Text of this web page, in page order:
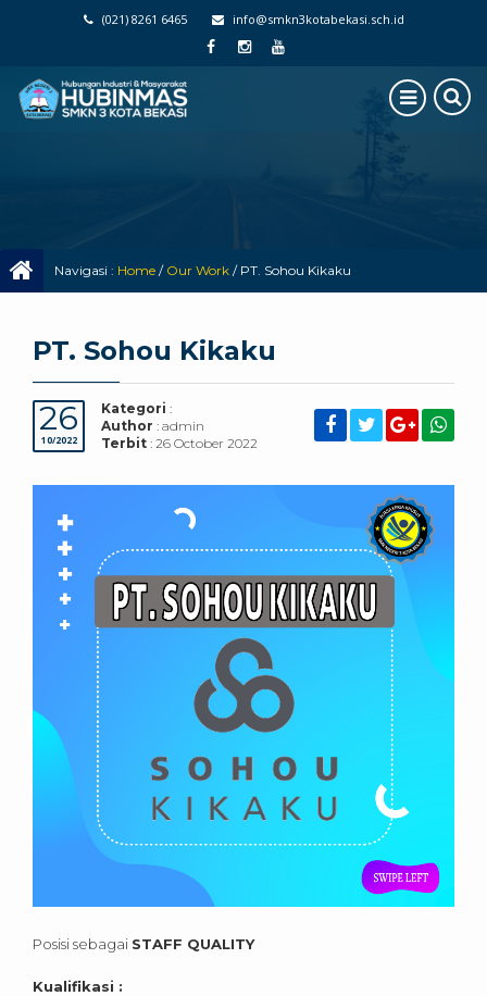
(021) 8261 6465 info@smkn3kotabekasi.sch.id
Navigasi : Home / Our Work / PT. Sohou Kikaku
PT. Sohou Kikaku
26
10/2022
Kategori :
Author : admin
Terbit : 26 October 2022
Posisi sebagai STAFF QUALITY
Kualifikasi :